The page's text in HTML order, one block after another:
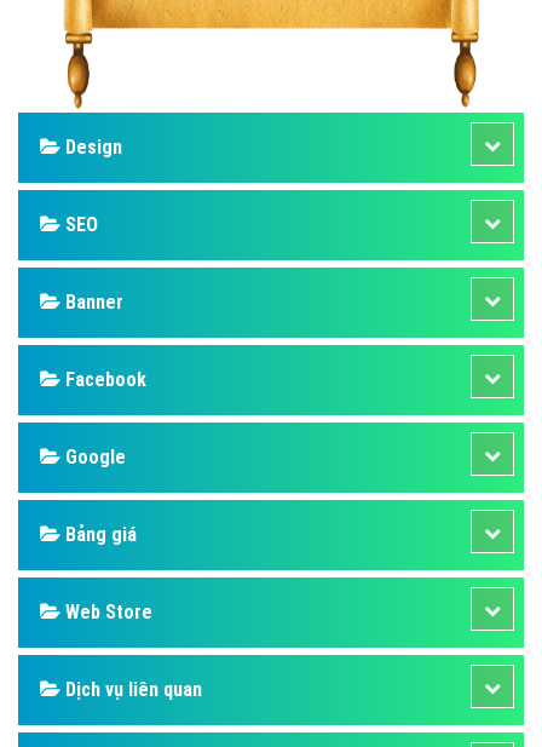
Design
SEO
Banner
Facebook
Google
Bảng giá
Web Store
Dịch vụ liên quan